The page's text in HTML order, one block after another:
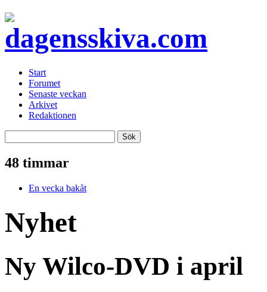
Start
Forumet
Senaste veckan
Arkivet
Redaktionen
48 timmar
En vecka bakåt
Nyhet
Ny Wilco-DVD i april